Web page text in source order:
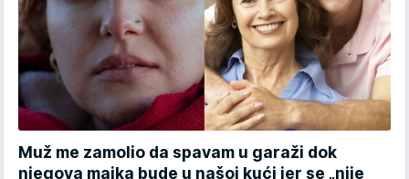
Muž me zamolio da spavam u garaži dok
njegova majka bude u našoj kući jer se „nije